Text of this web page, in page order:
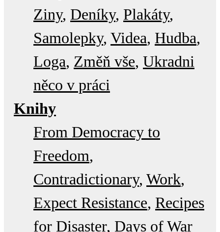
Ziny Deníky Plakáty
Samolepky Videa Hudba
Loga Změň vše Ukradni
něco v práci
Knihy
From Democracy to
Freedom
Contradictionary Work
Expect Resistance Recipes
for Disaster Days of War